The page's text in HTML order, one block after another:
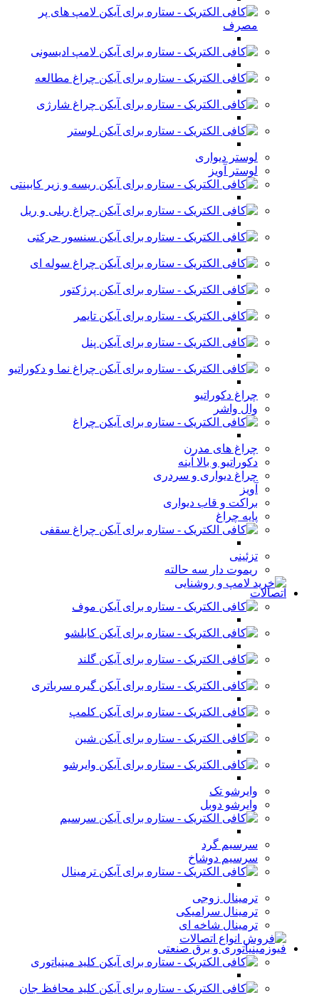
لامپ های پر
مصرف
لامپ ادیسونی
چراغ مطالعه
چراغ شارژی
لوستر
لوستر دیواری
لوستر آویز
ریسه و زیر کابینتی
چراغ ریلی و ریل
سنسور حرکتی
چراغ سوله ای
پرژکتور
تایمر
پنل
چراغ نما و دکوراتیو
چراغ دکوراتیو
وال واشر
چراغ
چراغ های مدرن
دکوراتیو و بالا آینه
چراغ دیواری و سردری
آویز
براکت و قاب دیواری
پایه چراغ
چراغ سقفی
تزئینی
ریموت دار سه حالته
اتصالات
موف
کابلشو
گلند
گیره سرباتری
کلمپ
شین
وایرشو
وایرشو تک
وایرشو دوبل
سرسیم
سرسیم گرد
سرسیم دوشاخ
ترمینال
ترمینال زوجی
ترمینال سرامیکی
ترمینال شاخه ای
فیوزمینیاتوری و برق صنعتی
کلید مینیاتوری
کلید محافظ جان